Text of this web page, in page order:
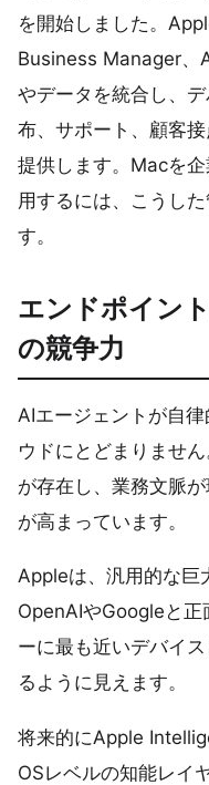
を開始しました。
Business Manager、
やデータを統合し、
布、サポート、顧客
提供します。Macを
用するには、こうし
す。
エンドポイン
の競争力
AIエージェントが自
ウドにとどまりませ
が存在し、業務文脈
が高まっています。
Appleは、汎用的な巨
OpenAIやGoogleと正
ーに最も近いデバイ
るように見えます。
将来的にApple
OSレベルの知能レイ